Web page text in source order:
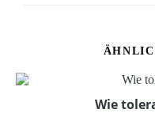
Wie